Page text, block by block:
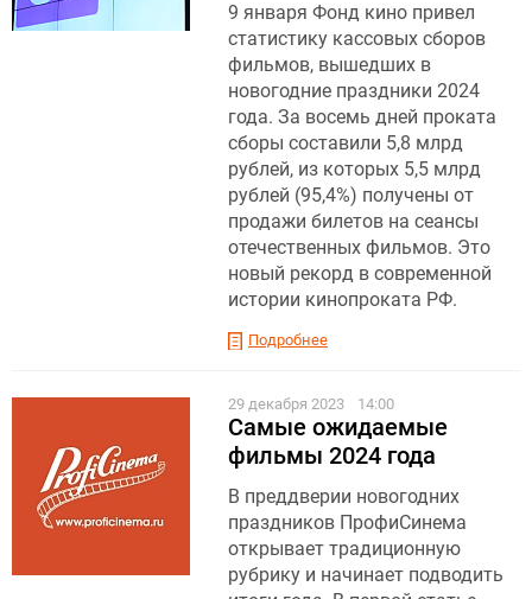
9 января Фонд кино привел
статистику кассовых сборов
фильмов, вышедших в
новогодние праздники 2024
года. За восемь дней проката
сборы составили 5,8 млрд
рублей, из которых 5,5 млрд
рублей (95,4%) получены от
продажи билетов на сеансы
отечественных фильмов. Это
новый рекорд в современной
истории кинопроката РФ.
Подробнее
29 декабря 2023 14:00
Самые ожидаемые
фильмы 2024 года
В преддверии новогодних
праздников ПрофиСинема
открывает традиционную
рубрику и начинает подводить